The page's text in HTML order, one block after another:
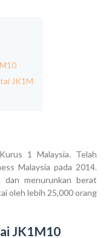
JK1M
1 Malaysia. Telah
Malaysia pada 2014.
menurunkan berat
oleh lebih 25,000 orang
JK1M10